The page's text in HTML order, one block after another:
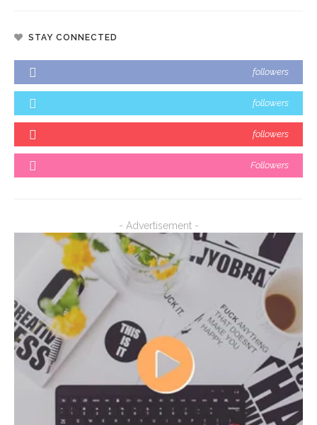
STAY CONNECTED
followers
followers
followers
Followers
- Advertisement -